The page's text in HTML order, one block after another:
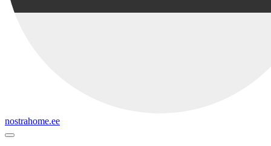
nostrahome.ee